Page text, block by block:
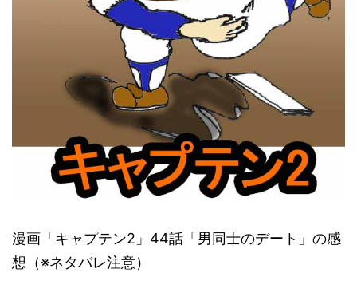
漫画「キャプテン2」44話「男同士のデート」の感
想（※ネタバレ注意）